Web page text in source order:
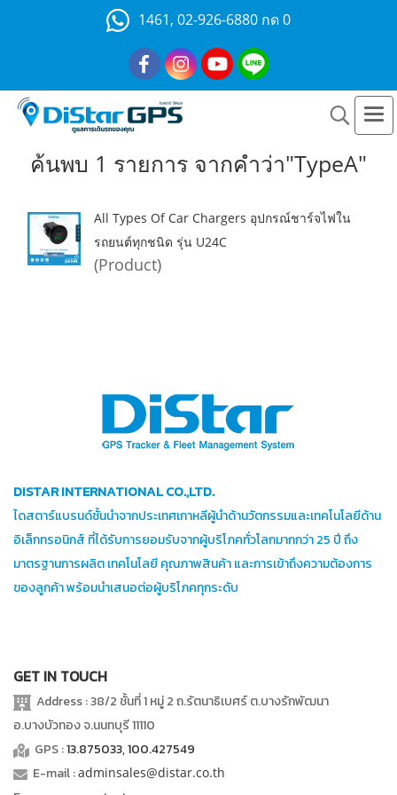
1461, 02-926-6880 กด 0
ค้นพบ 1 รายการ จากคำว่า"TypeA"
All Types Of Car Chargers อุปกรณ์ชาร์จไฟใน
รถยนต์ทุกชนิด รุ่น U24C
(Product)
DISTAR INTERNATIONAL CO.,LTD.
ไดสตาร์แบรนด์ชั้นนำจากประเทศเกาหลีผู้นำด้านวัตกรรมและเทคโนโลยีด้าน
อิเล็กทรอนิกส์ ที่ได้รับการยอมรับจากผู้บริโภคทั่วโลกมากกว่า 25 ปี ถึง
มาตรฐานการผลิต เทคโนโลยี คุณภาพสินค้า และการเข้าถึงความต้องการ
ของลูกค้า พร้อมนำเสนอต่อผู้บริโภคทุกระดับ
GET IN TOUCH
Address : 38/2 ชั้นที่ 1 หมู่ 2 ถ.รัตนาธิเบศร์ ต.บางรักพัฒนา
อ.บางบัวทอง จ.นนทบุรี 11110
GPS :13.875033, 100.427549
E-mail :adminsales@distar.co.th